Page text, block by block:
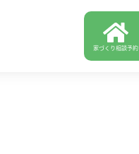
家づくり相談予約